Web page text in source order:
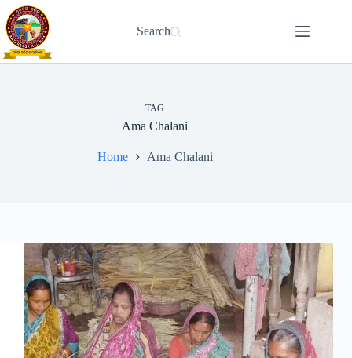
Skip
to
content
Search
TAG
Ama Chalani
Home Ama Chalani